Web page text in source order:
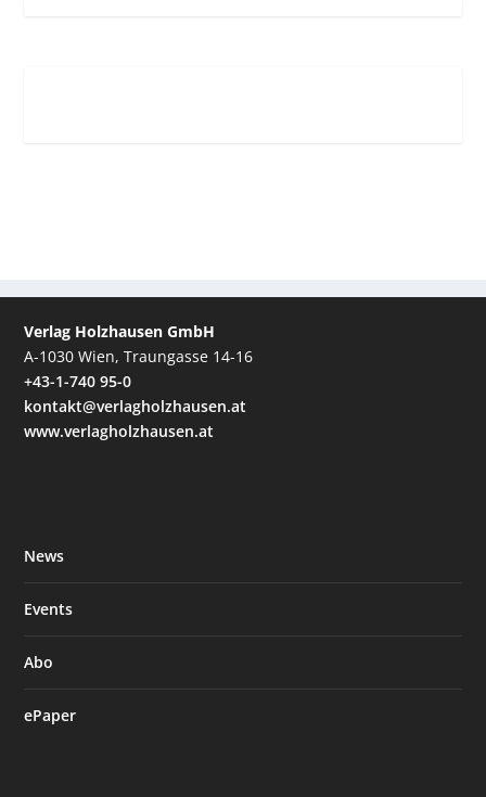
Verlag Holzhausen GmbH
A-1030 Wien, Traungasse 14-16
+43-1-740 95-0
kontakt@verlagholzhausen.at
www.verlagholzhausen.at
News
Events
Abo
ePaper